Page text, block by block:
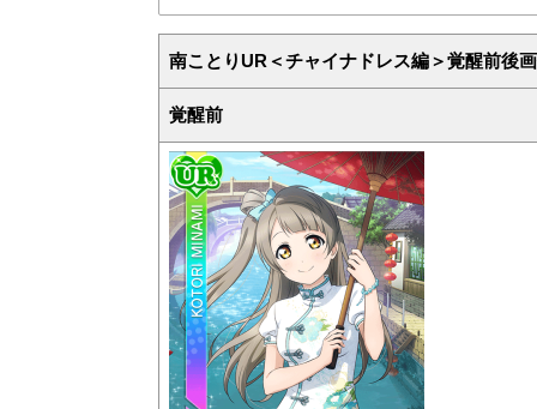
南ことりUR＜チャイナドレス編＞覚醒前後
覚醒前